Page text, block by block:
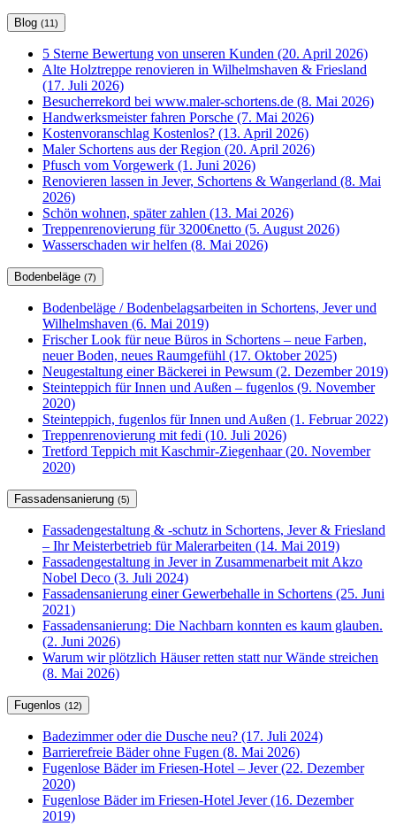
Blog (11)
5 Sterne Bewertung von unseren Kunden (20. April 2026)
Alte Holztreppe renovieren in Wilhelmshaven & Friesland
(17. Juli 2026)
Besucherrekord bei www.maler-schortens.de (8. Mai 2026)
Handwerksmeister fahren Porsche (7. Mai 2026)
Kostenvoranschlag Kostenlos? (13. April 2026)
Maler Schortens aus der Region (20. April 2026)
Pfusch vom Vorgewerk (1. Juni 2026)
Renovieren lassen in Jever, Schortens & Wangerland (8. Mai
2026)
Schön wohnen, später zahlen (13. Mai 2026)
Treppenrenovierung für 3200€netto (5. August 2026)
Wasserschaden wir helfen (8. Mai 2026)
Bodenbeläge (7)
Bodenbeläge / Bodenbelagsarbeiten in Schortens, Jever und
Wilhelmshaven (6. Mai 2019)
Frischer Look für neue Büros in Schortens – neue Farben,
neuer Boden, neues Raumgefühl (17. Oktober 2025)
Neugestaltung einer Bäckerei in Pewsum (2. Dezember 2019)
Steinteppich für Innen und Außen – fugenlos (9. November
2020)
Steinteppich, fugenlos für Innen und Außen (1. Februar 2022)
Treppenrenovierung mit fedi (10. Juli 2026)
Tretford Teppich mit Kaschmir-Ziegenhaar (20. November
2020)
Fassadensanierung (5)
Fassadengestaltung & -schutz in Schortens, Jever & Friesland
– Ihr Meisterbetrieb für Malerarbeiten (14. Mai 2019)
Fassadengestaltung in Jever in Zusammenarbeit mit Akzo
Nobel Deco (3. Juli 2024)
Fassadensanierung einer Gewerbehalle in Schortens (25. Juni
2021)
Fassadensanierung: Die Nachbarn konnten es kaum glauben.
(2. Juni 2026)
Warum wir plötzlich Häuser retten statt nur Wände streichen
(8. Mai 2026)
Fugenlos (12)
Badezimmer oder die Dusche neu? (17. Juli 2024)
Barrierefreie Bäder ohne Fugen (8. Mai 2026)
Fugenlose Bäder im Friesen-Hotel – Jever (22. Dezember
2020)
Fugenlose Bäder im Friesen-Hotel Jever (16. Dezember
2019)